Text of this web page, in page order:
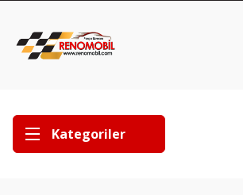
Kategoriler